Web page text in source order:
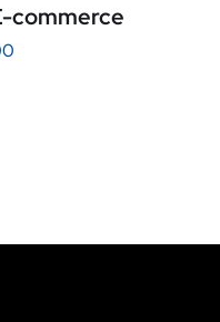
commerce